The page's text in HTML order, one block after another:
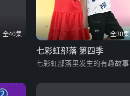
全40集 全30集
七彩虹部落 第四季
七彩虹部落里发生的有趣故事